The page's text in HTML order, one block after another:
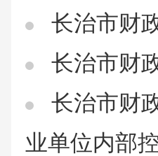
长治市财
长治市财
长治市财
业单位内部